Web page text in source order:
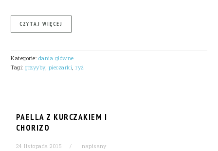
CZYTAJ WIĘCEJ
Kategorie: dania główne
Tagi:grzyyby, pieczarki,ryż
PAELLA Z KURCZAKIEM I
CHORIZO
24 listopada 2015
napisany